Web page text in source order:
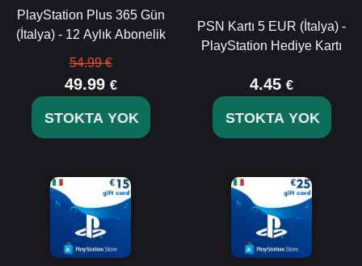
PlayStation Plus 365 Gün
(İtalya) - 12 Aylık Abonelik
54.99 €
49.99 €
STOKTA YOK
PSN Kartı 5 EUR (İtalya) -
PlayStation Hediye Kartı
4.45 €
STOKTA YOK